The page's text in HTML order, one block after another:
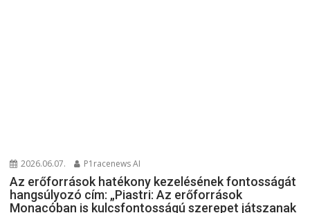
2026.06.07. P1racenews AI
Az erőforrások hatékony kezelésének fontosságát
hangsúlyozó cím: „Piastri: Az erőforrások
Monacóban is kulcsfontosságú szerepet játszanak